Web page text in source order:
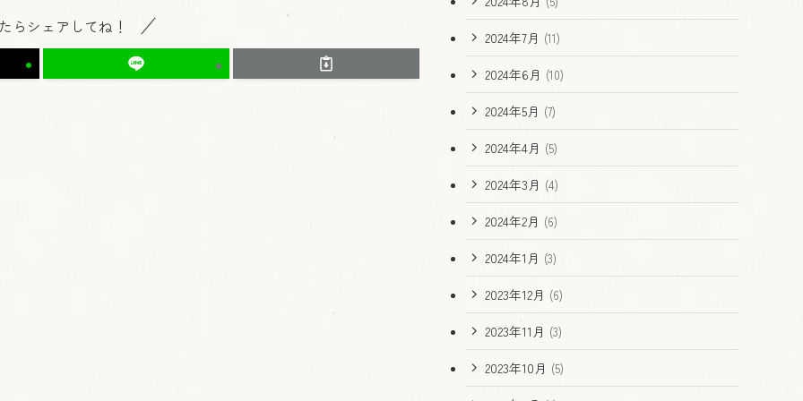
らシェアしてね！
2024年7月 (11)
2024年6月 (10)
2024年5月 (7)
2024年4月 (5)
2024年3月 (4)
2024年2月 (6)
2024年1月 (3)
2023年12月 (6)
2023年11月 (3)
2023年10月 (5)